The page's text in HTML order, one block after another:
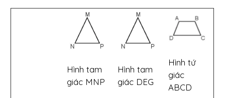
Hình tam
giác MNP
Hình tam
giác DEG
Hình tứ
giác
ABCD